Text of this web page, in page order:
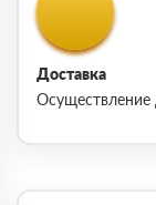
Доставка
Осуществление